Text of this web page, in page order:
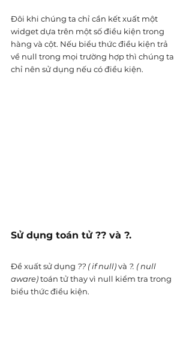
Đôi khi chúng ta chỉ cần kết xuất một
widget dựa trên một số điều kiện trong
hàng và cột. Nếu biểu thức điều kiện trả
về null trong mọi trường hợp thì chúng ta
chỉ nên sử dụng nếu có điều kiện.
Sử dụng toán tử ?? và ?.
Đề xuất sử dụng ?? ( if null) và ?. ( null
aware) toán tử thay vì null kiểm tra trong
biểu thức điều kiện.